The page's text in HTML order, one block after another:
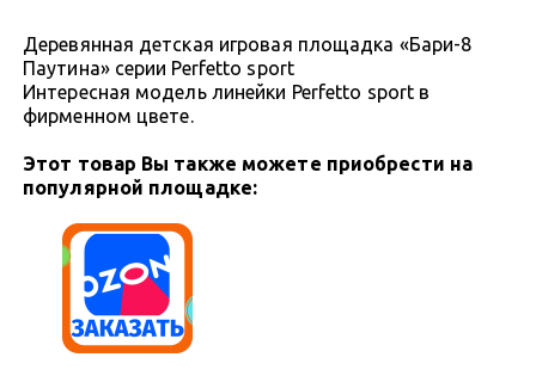
Деревянная детская игровая площадка «Бари-8
Паутина» серии Perfetto sport
Интересная модель линейки Perfetto sport в
фирменном цвете.
Этот товар Вы также можете приобрести на
популярной площадке: